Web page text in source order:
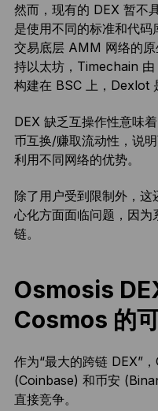
然而，现有的 DEX 暂不
是使用不同的标准和代
交易底层 AMM 网络的
持以太坊，Timechain
构建在 BSC 上，Dexlot
DEX 缺乏互操作性意味
币互换/赚取流动性，说
利用不同网络的优势。
除了用户受到限制外，
心化方面面临问题，因为
链。
Osmosis
Cosmos 的
作为“最大的跨链 DEX”
(Coinbase) 和币安
直接竞争。